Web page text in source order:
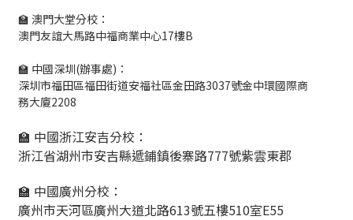
🏫 澳門大堂分校：
澳門友誼大馬路中福商業中心17樓B
🏫 中國深圳(辦事處)：
深圳市福田區福田街道安福社區金田路3037號金中環國際商
務大廈2208
🏫 中國浙江安吉分校：
浙江省湖州市安吉縣遞鋪鎮後寨路777號紫雲東郡
🏫 中國廣州分校：
廣州市天河區廣州大道北路613號五樓510室E55